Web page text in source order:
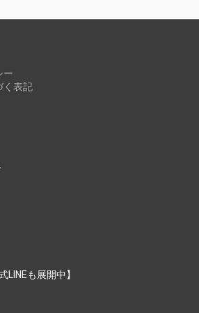
ー
く表記
LINEも展開中】